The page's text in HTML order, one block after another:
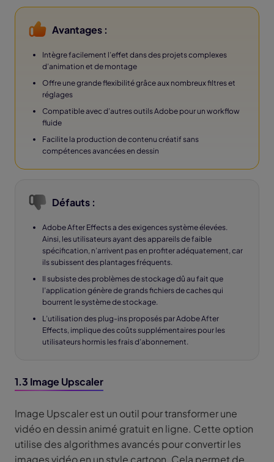
Avantages :
Intègre facilement l’effet dans des projets complexes
d’animation et de montage
Offre une grande flexibilité grâce aux nombreux filtres et
réglages
Compatible avec d’autres outils Adobe pour un workflow
fluide
Facilite la production de contenu créatif sans
compétences avancées en dessin
Défauts :
Adobe After Effects a des exigences système élevées.
Ainsi, les utilisateurs ayant des appareils de faible
spécification, n’arrivent pas en profiter adéquatement, car
ils subissent des plantages fréquents.
Il subsiste des problèmes de stockage dû au fait que
l’application génère de grands fichiers de caches qui
bourrent le système de stockage.
L’utilisation des plug-ins proposés par Adobe After
Effects, implique des coûts supplémentaires pour les
utilisateurs hormis les frais d’abonnement.
1.3 Image Upscaler
Image Upscaler est un outil pour transformer une
vidéo en dessin animé gratuit en ligne. Cette option
utilise des algorithmes avancés pour convertir les
images vidéo en un style cartoon. Cela permet de